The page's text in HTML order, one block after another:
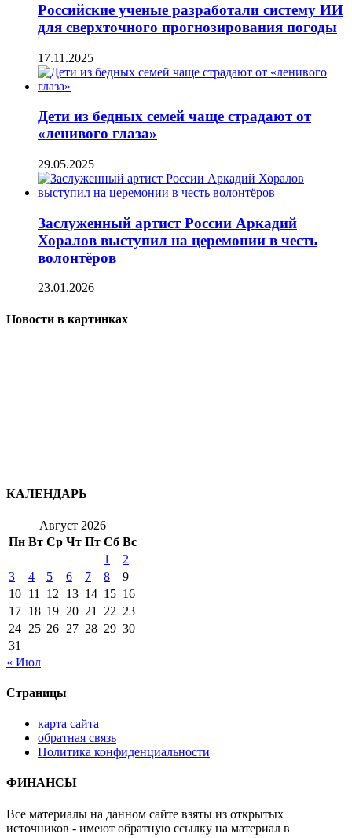
Российские ученые разработали систему ИИ
для сверхточного прогнозирования погоды
17.11.2025
Дети из бедных семей чаще страдают от
«ленивого глаза»
29.05.2025
Заслуженный артист России Аркадий
Хоралов выступил на церемонии в честь
волонтёров
23.01.2026
Новости в картинках
КАЛЕНДАРЬ
Август 2026
Пн Вт Ср Чт Пт Сб Вс
1
2
3
4 5 6 7 8
9
10 11 12 13 14 15 16
17 18 19 20 21 22 23
24 25 26 27 28 29 30
31
« Июл
Страницы
карта сайта
обратная связь
Политика конфиденциальности
ФИНАНСЫ
Все материалы на данном сайте взяты из открытых
источников - имеют обратную ссылку на материал в